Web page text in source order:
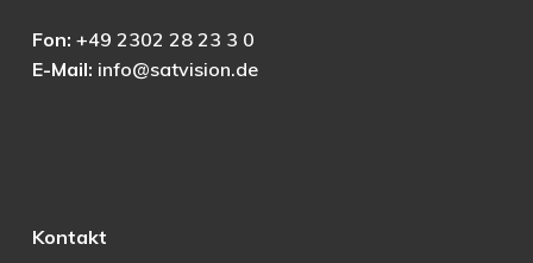
Fon: +49 2302 28 23 3 0
E-Mail: info@satvision.de
Kontakt